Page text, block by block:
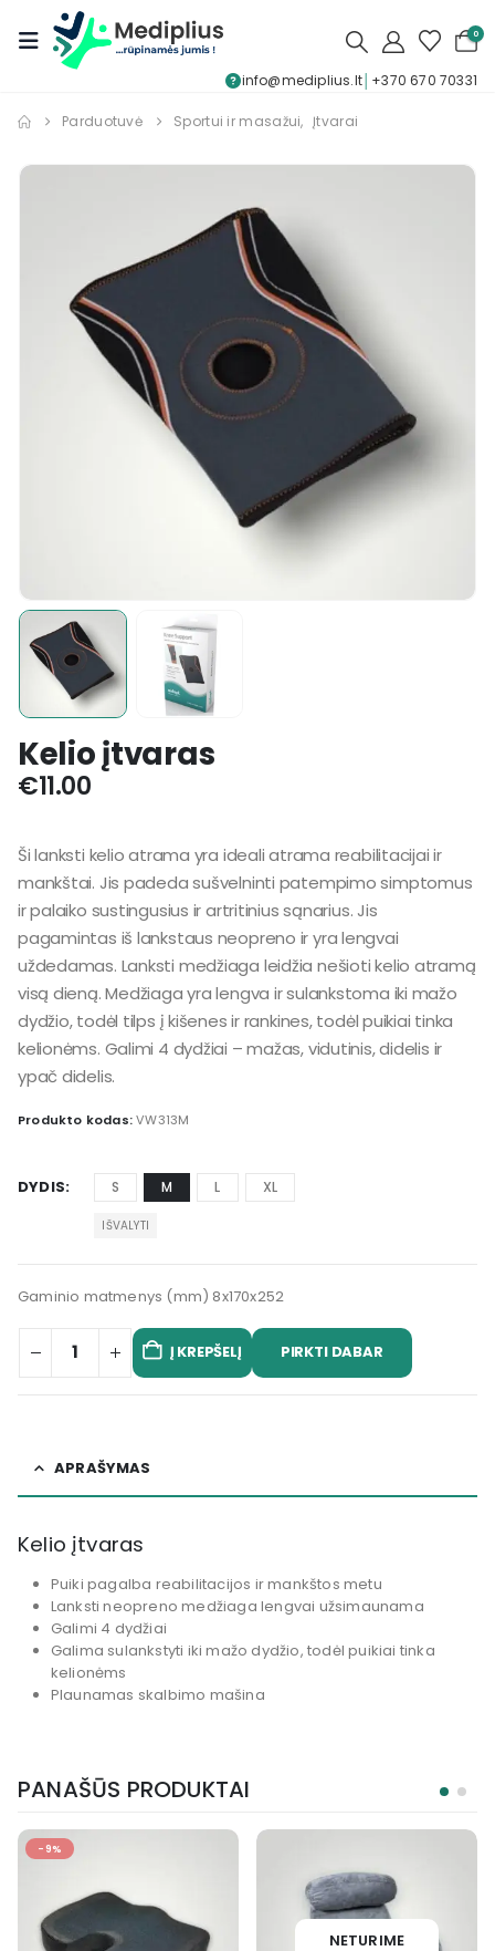
0
info@mediplius.lt│ +370 670 70331
Parduotuvė Sportui ir masažui, Įtvarai
Kelio įtvaras
€11.00
Ši lanksti kelio atrama yra ideali atrama reabilitacijai ir
mankštai. Jis padeda sušvelninti patempimo simptomus
ir palaiko sustingusius ir artritinius sąnarius. Jis
pagamintas iš lankstaus neopreno ir yra lengvai
uždedamas. Lanksti medžiaga leidžia nešioti kelio atramą
visą dieną. Medžiaga yra lengva ir sulankstoma iki mažo
dydžio, todėl tilps į kišenes ir rankines, todėl puikiai tinka
kelionėms. Galimi 4 dydžiai – mažas, vidutinis, didelis ir
ypač didelis.
Produkto kodas:VW313M
DYDIS S M L XL
IŠVALYTI
Gaminio matmenys (mm) 8x170x252
Į KREPŠELĮ PIRKTI DABAR
APRAŠYMAS
Kelio įtvaras
Puiki pagalba reabilitacijos ir mankštos metu
Lanksti neopreno medžiaga lengvai užsimaunama
Galimi 4 dydžiai
Galima sulankstyti iki mažo dydžio, todėl puikiai tinka
kelionėms
Plaunamas skalbimo mašina
PANAŠŪS PRODUKTAI
-9%
NETURIME